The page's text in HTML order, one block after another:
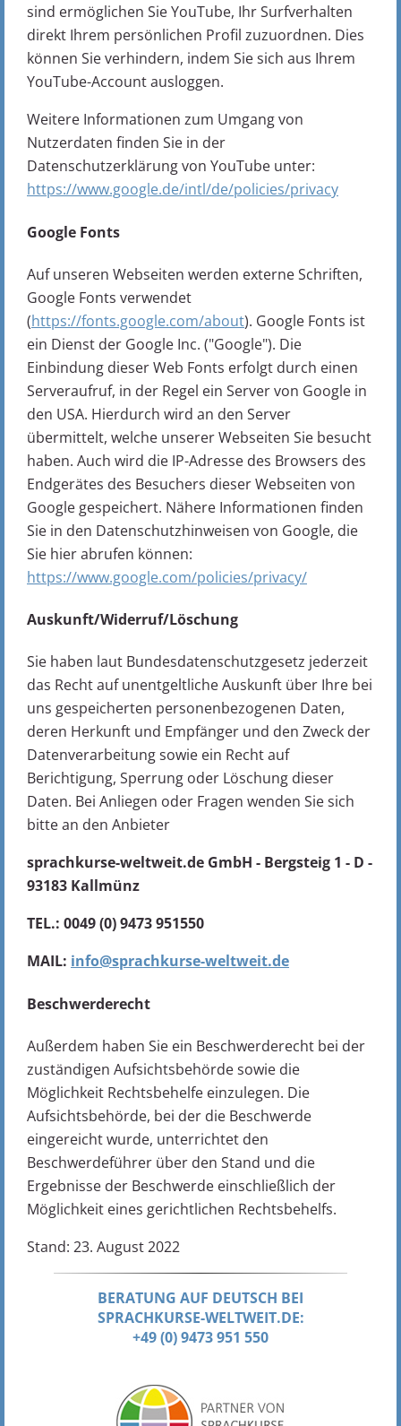
sind ermöglichen Sie YouTube, Ihr Surfverhalten
direkt Ihrem persönlichen Profil zuzuordnen. Dies
können Sie verhindern, indem Sie sich aus Ihrem
YouTube-Account ausloggen.
Weitere Informationen zum Umgang von
Nutzerdaten finden Sie in der
Datenschutzerklärung von YouTube unter:
https://www.google.de/intl/de/policies/privacy
Google Fonts
Auf unseren Webseiten werden externe Schriften,
Google Fonts verwendet
(https://fonts.google.com/about). Google Fonts ist
ein Dienst der Google Inc. ("Google"). Die
Einbindung dieser Web Fonts erfolgt durch einen
Serveraufruf, in der Regel ein Server von Google in
den USA. Hierdurch wird an den Server
übermittelt, welche unserer Webseiten Sie besucht
haben. Auch wird die IP-Adresse des Browsers des
Endgerätes des Besuchers dieser Webseiten von
Google gespeichert. Nähere Informationen finden
Sie in den Datenschutzhinweisen von Google, die
Sie hier abrufen können:
https://www.google.com/policies/privacy/
Auskunft/Widerruf/Löschung
Sie haben laut Bundesdatenschutzgesetz jederzeit
das Recht auf unentgeltliche Auskunft über Ihre bei
uns gespeicherten personenbezogenen Daten,
deren Herkunft und Empfänger und den Zweck der
Datenverarbeitung sowie ein Recht auf
Berichtigung, Sperrung oder Löschung dieser
Daten. Bei Anliegen oder Fragen wenden Sie sich
bitte an den Anbieter
sprachkurse-weltweit.de GmbH - Bergsteig 1 - D -
93183 Kallmünz
TEL.: 0049 (0) 9473 951550
MAIL: info@sprachkurse-weltweit.de
Beschwerderecht
Außerdem haben Sie ein Beschwerderecht bei der
zuständigen Aufsichtsbehörde sowie die
Möglichkeit Rechtsbehelfe einzulegen. Die
Aufsichtsbehörde, bei der die Beschwerde
eingereicht wurde, unterrichtet den
Beschwerdeführer über den Stand und die
Ergebnisse der Beschwerde einschließlich der
Möglichkeit eines gerichtlichen Rechtsbehelfs.
Stand: 23. August 2022
BERATUNG AUF DEUTSCH BEI
SPRACHKURSE-WELTWEIT.DE:
+49 (0) 9473 951 550